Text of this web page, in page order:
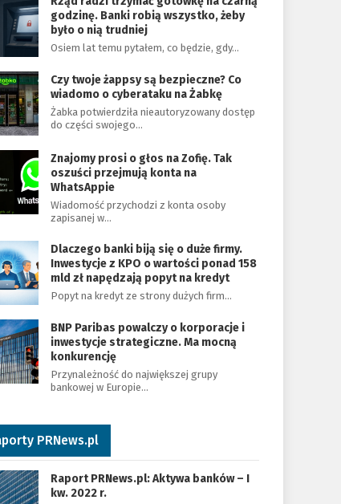
godzinę. Banki robią wszystko, żeby
było o nią trudniej
Osiem lat temu pytałem, co będzie, gdy…
Czy twoje żappsy są bezpieczne? Co
wiadomo o cyberataku na Żabkę
Żabka potwierdziła nieautoryzowany dostęp
do części swojego…
Znajomy prosi o głos na Zofię. Tak
oszuści przejmują konta na
WhatsAppie
Wiadomość przychodzi z konta osoby
zapisanej w…
Dlaczego banki biją się o duże firmy.
Inwestycje z KPO o wartości ponad 158
mld zł napędzają popyt na kredyt
Popyt na kredyt ze strony dużych firm…
BNP Paribas powalczy o korporacje i
inwestycje strategiczne. Ma mocną
konkurencję
Przynależność do największej grupy
bankowej w Europie…
PRNews.pl
Raport PRNews.pl: Aktywa banków – I
kw. 2022 r.